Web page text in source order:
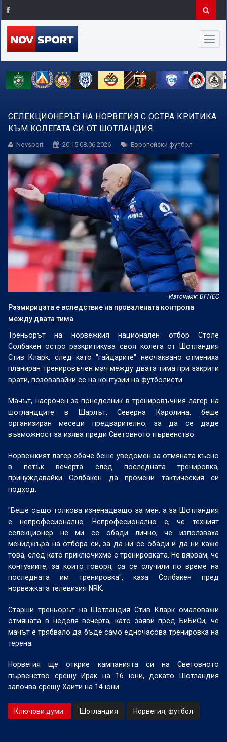
СЕЛЕКЦИОНЕРЪТ НА НОРВЕГИЯ С ОСТРА КРИТИКА
КЪМ КОЛЕГАТА СИ ОТ ШОТЛАНДИЯ
Novsport 20:15 08.06.2026 Европейски футбол
Източник: БГНЕС
Размирицата е вследствие на провалената контрола
между двата тима
Треньорът на норвежкия национален отбор Столе
Солбакен остро разкритикува своя колега от Шотландия
Стив Кларк, след като "гайдарите" неочаквано отмениха
планиран тренировъчен мач между двата тима при закрити
врати, позовавайки се на контузии на футболисти.
Мачът, насрочен за понеделник в тренировъчния лагер на
шотландците в Шарлът, Северна Каролина, беше
организиран месеци предварително, за да се даде
възможност за изява преди Световното първенство.
Норвежкият лагер обаче беше уведомен за отмяната късно
в петък вечерта след последната тренировка,
принуждавайки Солбакен да промени тактическия си
подход.
"Беше също толкова изненадващо за мен, а за Шотландия
е непрофесионално. Непрофесионално е, че техният
селекционер не ми се обади лично, че използваха
мениджъра на отбора си, за да ни се обади и да ни каже
това, след като приключихме с тренировката. Не вярвам, че
контузиите, за които говоря, са се случили по време на
последната им тренировка", каза Солбакен пред
норвежката телевизия NRK.
Старши треньорът на Шотландия Стив Кларк омаловажи
отмяната в неделя вечерта, като заяви пред БиБиСи, че
мачът е трябвало да бъде само едночасова тренировка на
терена.
Норвегия ще открие кампанията си на Световното
първенство срещу Ирак на 16 юни, докато Шотландия
започва срещу Хаити на 14 юни.
Ключови думи: Шотландия Норвегия, футбол